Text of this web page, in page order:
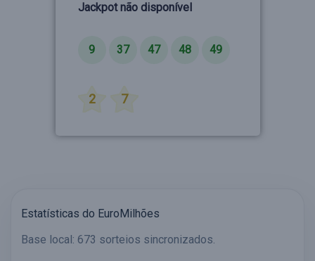
Jackpot não disponível
9 37 47 48 49
2 7
Estatísticas do EuroMilhões
Base local: 673 sorteios sincronizados.